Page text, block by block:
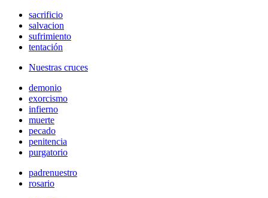
sacrificio
salvacion
sufrimiento
tentación
Nuestras cruces
demonio
exorcismo
infierno
muerte
pecado
penitencia
purgatorio
padrenuestro
rosario